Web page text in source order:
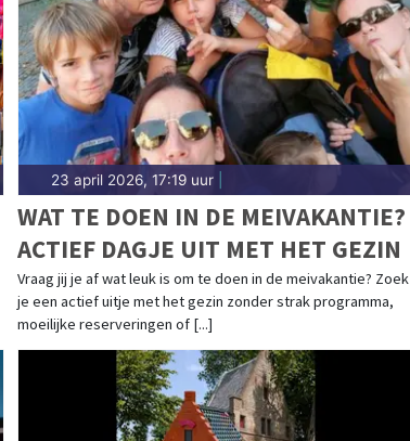
23 april 2026, 17:19 uur|
WAT TE DOEN IN DE MEIVAKANTIE?
ACTIEF DAGJE UIT MET HET GEZIN
Vraag jij je af wat leuk is om te doen in de meivakantie? Zoek
je een actief uitje met het gezin zonder strak programma,
moeilijke reserveringen of [...]